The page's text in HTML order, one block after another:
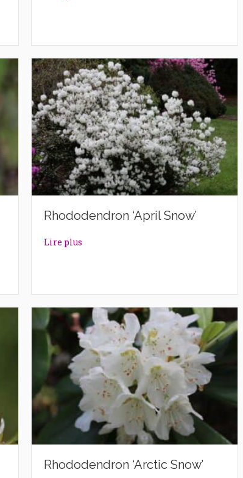
Rhododendron ‘April Snow’
Lire plus
Rhododendron ‘Arctic Snow’